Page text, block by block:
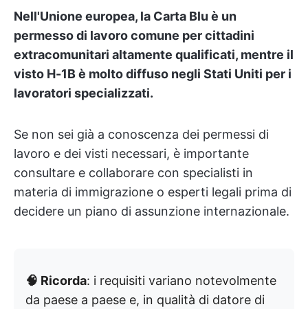
Nell'Unione europea, la Carta Blu è un
permesso di lavoro comune per cittadini
extracomunitari altamente qualificati, mentre il
visto H-1B è molto diffuso negli Stati Uniti per i
lavoratori specializzati.
Se non sei già a conoscenza dei permessi di
lavoro e dei visti necessari, è importante
consultare e collaborare con specialisti in
materia di immigrazione o esperti legali prima di
decidere un piano di assunzione internazionale.
🧠 Ricorda: i requisiti variano notevolmente
da paese a paese e, in qualità di datore di